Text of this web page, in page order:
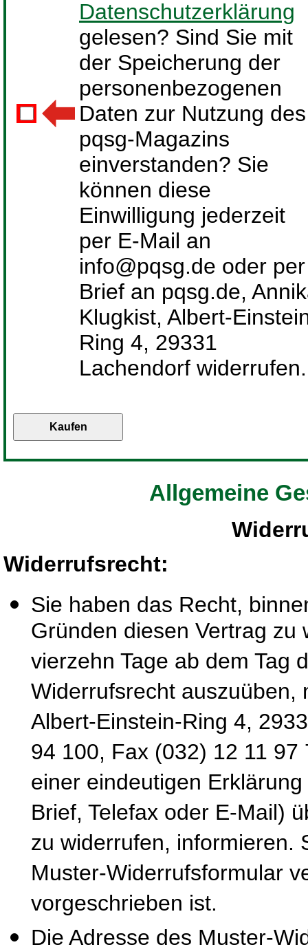
Datenschutzerklärung
gelesen? Sind Sie mit
der Speicherung der
personenbezogenen
Daten zur Nutzung des
pqsg-Magazins
einverstanden? Sie
können diese
Einwilligung jederzeit
per E-Mail an
info@pqsg.de oder per
Brief an pqsg.de,
Klugkist, Albert-
Ring 4, 29331
Lachendorf widerrufen.
Allgemeine
Widerrufsrecht:
Sie haben das Recht,
Gründen diesen Vertrag
vierzehn Tage ab dem Tag
Widerrufsrecht auszuüben,
Albert-Einstein-Ring 4,
94 100, Fax (032) 12 11
einer eindeutigen
Brief, Telefax oder E-Mail)
zu widerrufen, informieren.
Muster-Widerrufsformular
vorgeschrieben ist.
Die Adresse des Muster-